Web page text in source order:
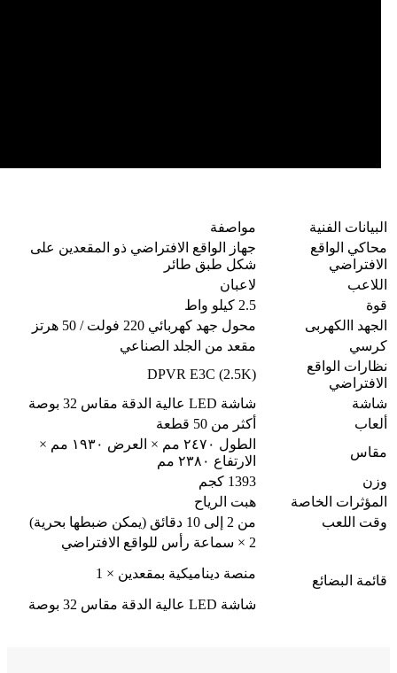
البيانات الفنية
مواصفة
محاكي الواقع
الافتراضي
جهاز الواقع الافتراضي ذو المقعدين على
شكل طبق طائر
اللاعب
لاعبان
قوة
2.5 كيلو واط
الجهد االكهربى
محول جهد كهربائي 220 فولت / 50 هرتز
كرسي
مقعد من الجلد الصناعي
نظارات الواقع
الافتراضي
DPVR E3C (2.5K)
شاشة
شاشة LED عالية الدقة مقاس 32 بوصة
ألعاب
أكثر من 50 قطعة
مقاس
الطول ٢٤٧٠ مم × العرض ١٩٣٠ مم ×
الارتفاع ٢٣٨٠ مم
وزن
1393 كجم
المؤثرات الخاصة
هبت الرياح
وقت اللعب
من 2 إلى 10 دقائق (يمكن ضبطها بحرية)
قائمة البضائع
2 × سماعة رأس للواقع الافتراضي
منصة ديناميكية بمقعدين × 1
شاشة LED عالية الدقة مقاس 32 بوصة